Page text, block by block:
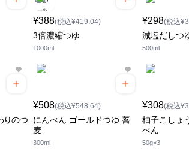
¥388(税込¥419.04)
3倍濃縮つゆ
1000ml
¥298(税込
減塩だしつ
500ml
りのつ
¥508(税込¥548.64)
にんべん ゴールドつゆ 蕎
麦
300ml
¥308(税込
柚子こしょ
べん
50g×3